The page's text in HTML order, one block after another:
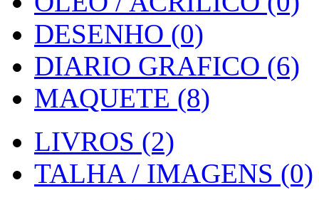
DESENHO (0)
DIARIO GRAFICO (6)
MAQUETE (8)
LIVROS (2)
TALHA / IMAGENS (0)